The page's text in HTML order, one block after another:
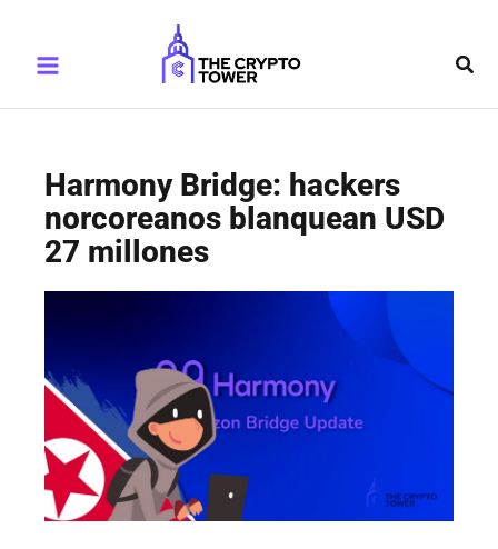
contenido
Menu
Harmony Bridge: hackers
norcoreanos blanquean USD
27 millones